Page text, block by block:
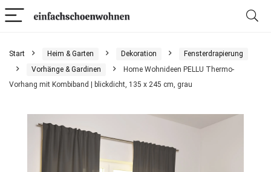
Start Heim & Garten Dekoration
Fensterdrapierung
Vorhänge & Gardinen
Home Wohnideen PELLU Thermo-
Vorhang mit Kombiband | blickdicht, 135 x 245 cm, grau